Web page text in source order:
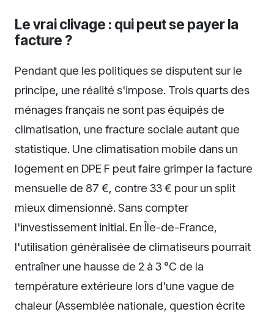
Le vrai clivage : qui peut se payer la
facture ?
Pendant que les politiques se disputent sur le
principe, une réalité s'impose. Trois quarts des
ménages français ne sont pas équipés de
climatisation, une fracture sociale autant que
statistique. Une climatisation mobile dans un
logement en DPE F peut faire grimper la facture
mensuelle de 87 €, contre 33 € pour un split
mieux dimensionné. Sans compter
l'investissement initial. En Île-de-France,
l'utilisation généralisée de climatiseurs pourrait
entraîner une hausse de 2 à 3 °C de la
température extérieure lors d'une vague de
chaleur (Assemblée nationale, question écrite